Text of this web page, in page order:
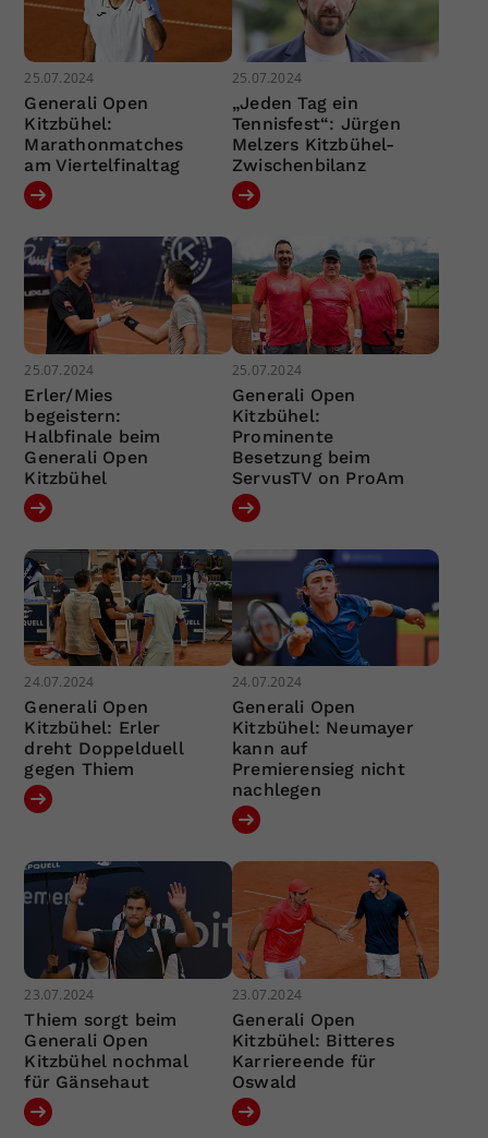
25.07.2024
Generali Open
Kitzbühel:
Marathonmatches
am Viertelfinaltag
25.07.2024
„Jeden Tag ein
Tennisfest“: Jürgen
Melzers Kitzbühel-
Zwischenbilanz
25.07.2024
Erler/Mies
begeistern:
Halbfinale beim
Generali Open
Kitzbühel
25.07.2024
Generali Open
Kitzbühel:
Prominente
Besetzung beim
ServusTV on ProAm
24.07.2024
Generali Open
Kitzbühel: Erler
dreht Doppelduell
gegen Thiem
24.07.2024
Generali Open
Kitzbühel: Neumayer
kann auf
Premierensieg nicht
nachlegen
23.07.2024
Thiem sorgt beim
Generali Open
Kitzbühel nochmal
für Gänsehaut
23.07.2024
Generali Open
Kitzbühel: Bitteres
Karriereende für
Oswald